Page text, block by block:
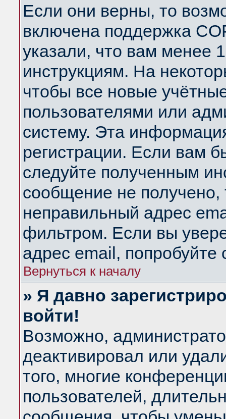
Если они верны, то
включена поддержка
указали, что вам менее
инструкциям. На
чтобы все новые
пользователями или
систему. Эта
регистрации. Если вам
следуйте полученным
сообщение не получено,
неправильный адрес
фильтром. Если вы
адрес email, попробуйте
Вернуться к началу
» Я давно
войти!
Возможно,
деактивировал или
того, многие
пользователей,